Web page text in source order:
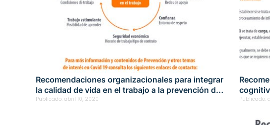
Recomendaciones organizacionales para integrar
la calidad de vida en el trabajo a la prevención de
los desórdenes músculo esqueléticos
Publicado: abril 10, 2020 Publicado: